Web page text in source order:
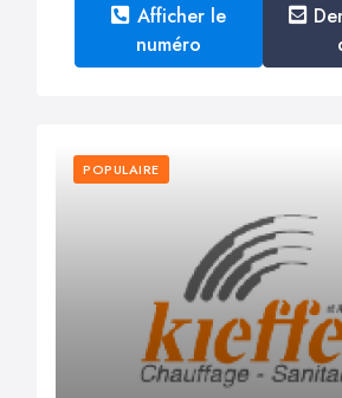
Afficher le
numéro
POPULAIRE